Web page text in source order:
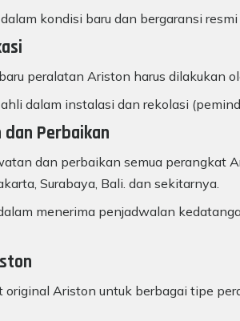
kondisi baru dan bergaransi
peralatan Ariston harus dilakukan
dalam instalasi dan rekolasi
Perbaikan
dan perbaikan semua perangkat
Surabaya, Bali. dan sekitarnya.
menerima penjadwalan
original Ariston untuk berbagai tipe